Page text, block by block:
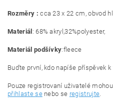
Rozměry : cca 23 x 22 cm, obvod
Materiál : 68% akryl,32%polyester,
Materiál podšívky:fleece
Buďte první, kdo napíše příspěvek
Pouze registrovaní uživatelé
přihlaste senebo se registrujte.